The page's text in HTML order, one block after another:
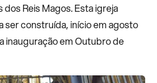
dos Reis Magos. Esta igreja
ser construída, início em agosto
inauguração em Outubro de